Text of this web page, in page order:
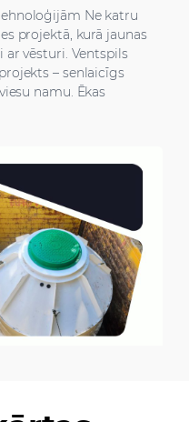
Ne katru
projektā, kurā jaunas
vēsturi. Ventspils
– senlaicīgs
namu. Ēkas